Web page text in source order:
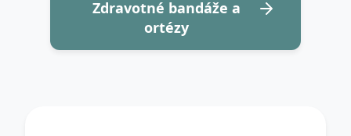
Zdravotné bandáže a
ortézy